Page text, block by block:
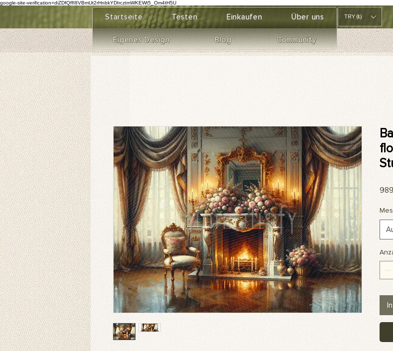
google-site-verification=diZDfQffI8VBmUt2rHnbkYDIrcztmWKEWt5_Om4tH5U
Startseite Testen Einkaufen Über uns
Eigenes Design Blog Community
TRY (₺)